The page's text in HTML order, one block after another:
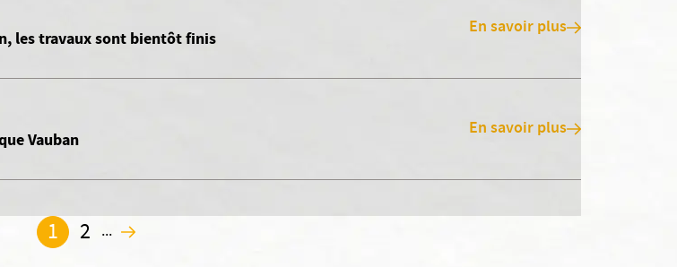
les travaux sont bientôt finis En savoir plus
Vauban En savoir plus
1 2 ... 2